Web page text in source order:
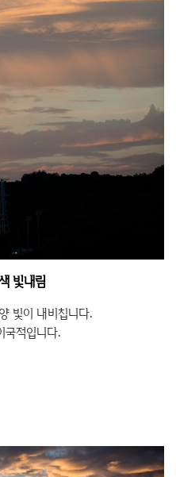
빛내림
빛이 내비칩니다.
국적입니다.